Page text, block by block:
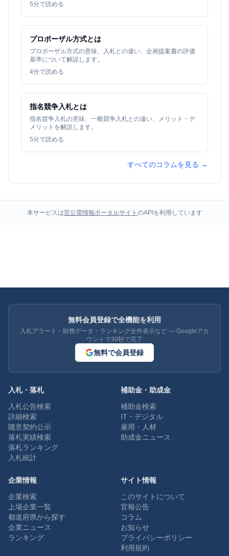
5分で読める
プロポーザル方式とは
プロポーザル方式の意味、入札との違い、企画提案書の評価
基準について解説します。
4分で読める
指名競争入札とは
指名競争入札の意味、一般競争入札との違い、メリット・デ
メリットを解説します。
5分で読める
すべてのコラムを見る →
本サービスは官公需情報ポータルサイト のAPIを利用しています
無料会員登録で全機能を利用
入札アラート・財務データ・ランキング全件表示など — Googleアカ
ウントで30秒で完了
無料で会員登録
入札・落札
入札公告検索
詳細検索
随意契約公示
落札実績検索
落札ランキング
入札統計
補助金・助成金
補助金検索
IT・デジタル
雇用・人材
助成金ニュース
企業情報
企業検索
上場企業一覧
都道府県から探す
企業ニュース
ランキング
サイト情報
このサイトについて
官報公告
コラム
お知らせ
プライバシーポリシー
利用規約